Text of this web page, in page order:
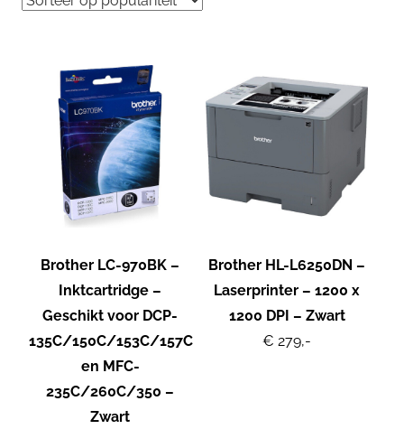
Brother LC-970BK –
Inktcartridge –
Geschikt voor DCP-
135C/150C/153C/157C
en MFC-
235C/260C/350 –
Zwart
Brother HL-L6250DN –
Laserprinter – 1200 x
1200 DPI – Zwart
€ 279,-